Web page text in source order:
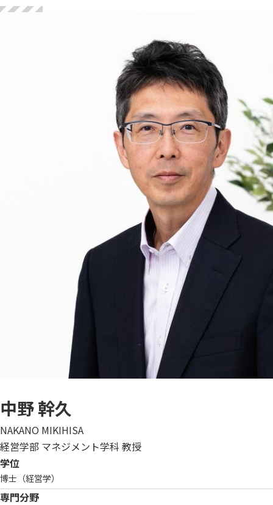
中野 幹久
NAKANO MIKIHISA
経営学部 マネジメント学科 教授
学位
博士（経営学）
専門分野